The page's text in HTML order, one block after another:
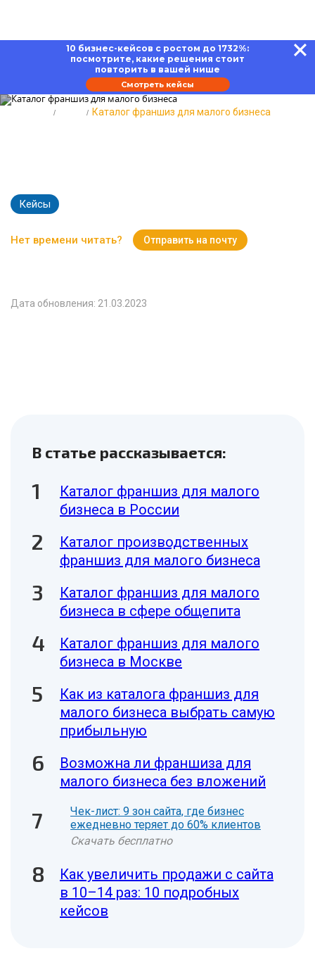
10 бизнес-кейсов с ростом до 1732%:
посмотрите, какие решения стоит
повторить в вашей нише
Смотреть кейсы
Каталог франшиз для малого бизнеса
Кейсы
Нет времени читать? Отправить на почту
Дата обновления: 21.03.2023
В статье рассказывается:
Каталог франшиз для малого
бизнеса в России
Каталог производственных
франшиз для малого бизнеса
Каталог франшиз для малого
бизнеса в сфере общепита
Каталог франшиз для малого
бизнеса в Москве
Как из каталога франшиз для
малого бизнеса выбрать самую
прибыльную
Возможна ли франшиза для
малого бизнеса без вложений
Чек-лист: 9 зон сайта, где бизнес
ежедневно теряет до 60% клиентов
Скачать бесплатно
Как увеличить продажи с сайта
в 10–14 раз: 10 подробных
кейсов